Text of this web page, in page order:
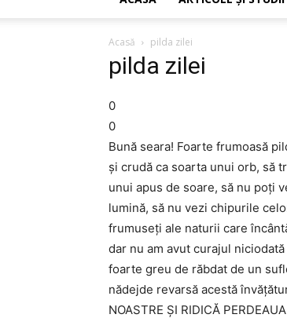
Acasă pilda zilei
pilda zilei
0
0
Bună seara! Foarte frumoasă
şi crudă ca soarta unui orb, să
unui apus de soare, să nu poţi
lumină, să nu vezi chipurile
frumuseţi ale naturii care
dar nu am avut curajul
foarte greu de răbdat de un
nădejde revarsă acestă
NOASTRE ŞI RIDICĂ